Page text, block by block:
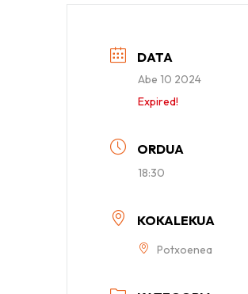
DATA
Abe 10 2024
Expired!
ORDUA
18:30
KOKALEKUA
Potxoenea